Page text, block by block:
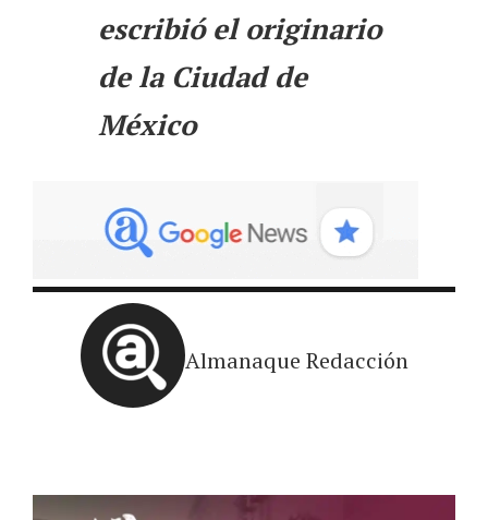
escribió el originario
de la Ciudad de
México
Almanaque Redacción